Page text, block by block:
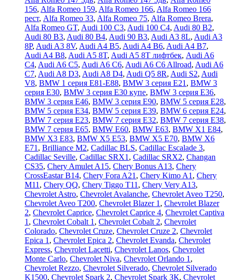
156, Alfa Romeo 159, Alfa Romeo 166, Alfa Romeo 166
рест, Alfa Romeo 33, Alfa Romeo 75, Alfa Romeo Brera,
Alfa Romeo GT, Audi 100 C3, Audi 100 C4, Audi 80 B2,
Audi 80 B3, Audi 80 B4, Audi 90 B3, Audi A3 8L, Audi A3
8P, Audi A3 8V, Audi A4 B5, Audi A4 B6, Audi A4 B7,
Audi A4 B8, Audi A5 8T, Audi A5 8T лифтбек, Audi A6
C4, Audi A6 C5, Audi A6 C6, Audi A6 C6 Allroad, Audi A6
C7, Audi A8 D3, Audi A8 D4, Audi Q5 8R, Audi S2, Audi
V8, BMW 1 серия E81-E88, BMW 3 серия E21 , BMW 3
серия E30, BMW 3 серия E30 купе, BMW 3 серия E36,
BMW 3 серия E46, BMW 3 серия E90, BMW 5 серия E28,
BMW 5 серия E34, BMW 5 серия E39, BMW 6 серия E24,
BMW 7 серия E23, BMW 7 серия E32, BMW 7 серия E38,
BMW 7 серия E65, BMW E60, BMW E63, BMW X1 E84,
BMW X3 E83, BMW X5 E53, BMW X5 E70, BMW X6
E71 , Brilliance M2, Cadillac BLS, Cadillac Escalade 3,
Cadillac Seville, Cadillac SRX1 , Cadillac SRX2, Changan
CS35, Chery Amulet A15, Chery Bonus A13, Chery
CrossEastar B14, Chery Fora A21 , Chery Kimo A1 , Chery
M11 , Chery QQ, Chery Tiggo T11 , Chery Very A13,
Chevrolet Astro, Chevrolet Avalanche, Chevrolet Aveo T250,
Chevrolet Aveo Т200, Chevrolet Blazer 1 , Chevrolet Blazer
2, Chevrolet Caprice, Chevrolet Caprice 4, Chevrolet Captiva
1 , Chevrolet Cobalt 1 , Chevrolet Cobalt 2, Chevrolet
Colorado, Chevrolet Cruze, Chevrolet Cruze 2, Chevrolet
Epica 1 , Chevrolet Epica 2, Chevrolet Evanda, Chevrolet
Express, Chevrolet Lacetti, Chevrolet Lanos, Chevrolet
Monte Carlo, Chevrolet Niva, Chevrolet Orlando 1 ,
Chevrolet Rezzo, Chevrolet Silverado, Chevrolet Silverado
K1500, Chevrolet Spark 2, Chevrolet Spark ЗК, Chevrolet